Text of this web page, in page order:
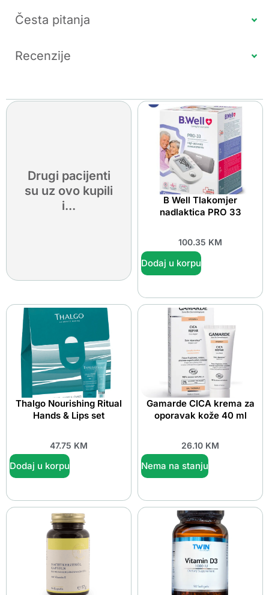
Česta pitanja
Recenzije
Drugi pacijenti
su uz ovo kupili
i...
B Well Tlakomjer
nadlaktica PRO 33
100.35 KM
Dodaj u korpu
Thalgo Nourishing Ritual
Hands & Lips set
47.75 KM
Dodaj u korpu
Gamarde CICA krema za
oporavak kože 40 ml
26.10 KM
Nema na stanju